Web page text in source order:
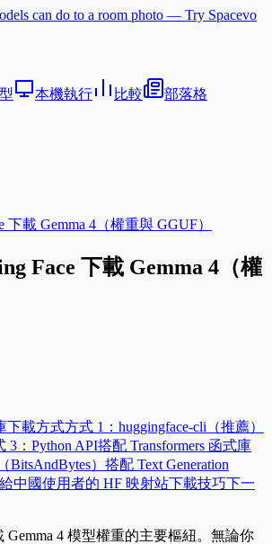
can do to a room photo — Try Spacevo
本機執行 比較 部落格
下載 Gemma 4（權重與 GGUF）
Face 下載 Gemma 4（權
下載方式方式 1：huggingface-cli（推薦）
3：Python API搭配 Transformers 函式庫
BitsAndBytes） 搭配 Text Generation
給中國使用者的 HF 映射站下載技巧下一
Gemma 4 模型權重的主要樞紐。無論你